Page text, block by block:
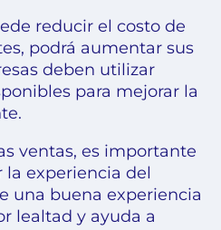
reducir el costo de
podrá aumentar sus
deben utilizar
para mejorar la
ventas, es importante
la experiencia del
una buena experiencia
lealtad y ayuda a